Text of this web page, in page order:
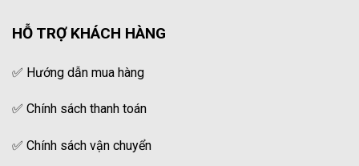
HỖ TRỢ KHÁCH HÀNG
✅ Hướng dẫn mua hàng
✅ Chính sách thanh toán
✅ Chính sách vận chuyển